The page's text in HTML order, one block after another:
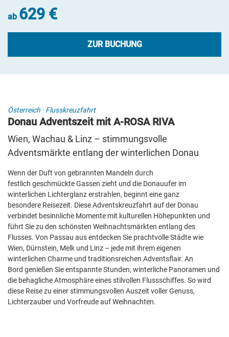
ab 629 €
ZUR BUCHUNG
So. 06.12. - Do. 10.12.2026
Belegung: 1 Person
5 Tage
So. 06.12. - Do. 10.12.2026
2-Bett-Außenkabine franz. Balkon (Kat. C)
inkl. VP
ZUR BUCHUNG
5 Tage
So. 06.12. - Do. 10.12.2026
2-Bett-Außenkabine franz. Balkon (Kat. C) zur
Alleinbenutzung
Belegung: 1 Person
inkl. VP
1.069 €
Österreich · Flusskreuzfahrt
Donau Adventszeit mit A-ROSA RIVA
Wien, Wachau & Linz – stimmungsvolle
Adventsmärkte entlang der winterlichen Donau
Wenn der Duft von gebrannten Mandeln durch
festlich geschmückte Gassen zieht und die Donauufer im
winterlichen Lichterglanz erstrahlen, beginnt eine ganz
besondere Reisezeit. Diese Adventskreuzfahrt auf der Donau
verbindet besinnliche Momente mit kulturellen Höhepunkten und
führt Sie zu den schönsten Weihnachtsmärkten entlang des
Flusses. Von Passau aus entdecken Sie prachtvolle Städte wie
Wien, Dürnstein, Melk und Linz – jede mit ihrem eigenen
winterlichen Charme und traditionsreichen Adventsflair. An
Bord genießen Sie entspannte Stunden, winterliche Panoramen und
die behagliche Atmosphäre eines stilvollen Flussschiffes. So wird
diese Reise zu einer stimmungsvollen Auszeit voller Genuss,
Lichterzauber und Vorfreude auf Weihnachten.